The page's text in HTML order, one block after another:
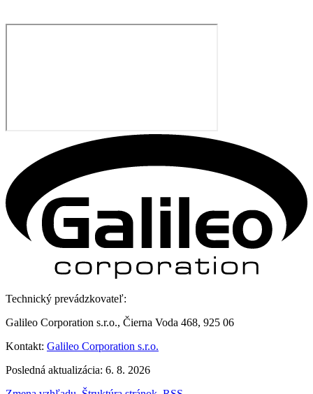
Technický prevádzkovateľ:
Galileo Corporation s.r.o., Čierna Voda 468, 925 06
Kontakt: Galileo Corporation s.r.o.
Posledná aktualizácia: 6. 8. 2026